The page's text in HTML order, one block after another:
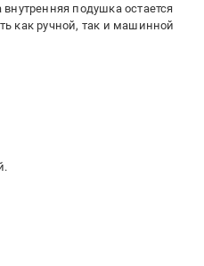
подушка остается
как ручной, так и машинной